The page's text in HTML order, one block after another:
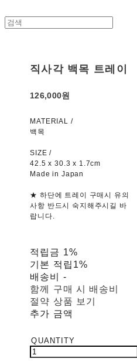
직사각 백목 트레이
126,000원
MATERIAL /
백목
SIZE /
42.5 x 30.3 x 1.7cm
Made in Japan
★ 하단에 트레이 구매시 유의
사항 반드시 숙지해주시길 바
랍니다.
적립금 1%
기본 적립 1%
배송비 -
함께 구매 시 배송비
절약 상품 보기
추가 금액